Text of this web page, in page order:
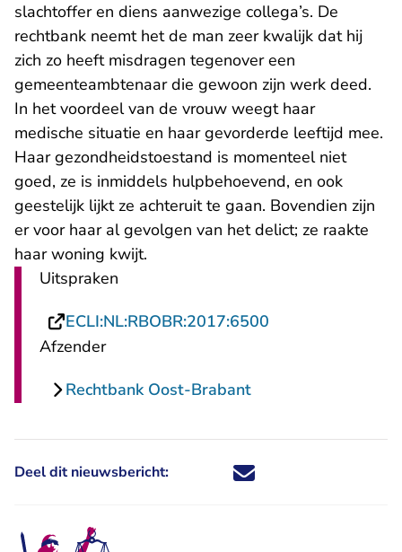
slachtoffer en diens aanwezige collega’s. De
rechtbank neemt het de man zeer kwalijk dat hij
zich zo heeft misdragen tegenover een
gemeenteambtenaar die gewoon zijn werk deed.
In het voordeel van de vrouw weegt haar
medische situatie en haar gevorderde leeftijd mee.
Haar gezondheidstoestand is momenteel niet
goed, ze is inmiddels hulpbehoevend, en ook
geestelijk lijkt ze achteruit te gaan. Bovendien zijn
er voor haar al gevolgen van het delict; ze raakte
haar woning kwijt.
Uitspraken
ECLI:NL:RBOBR:2017:6500
Afzender
Rechtbank Oost-Brabant
Deel dit nieuwsbericht: Deel dit nieuwsbericht via X -
Deel dit nieuwsbericht via
Deel dit nieuwsbericht
Deel dit